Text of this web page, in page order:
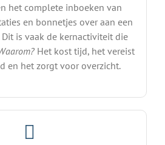
het complete inboeken van
en bonnetjes over aan een
Dit is vaak de kernactiviteit die
Het kost tijd, het vereist
en het zorgt voor overzicht.